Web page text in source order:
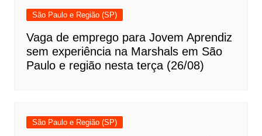
São Paulo e Região (SP)
Vaga de emprego para Jovem Aprendiz
sem experiência na Marshals em São
Paulo e região nesta terça (26/08)
São Paulo e Região (SP)